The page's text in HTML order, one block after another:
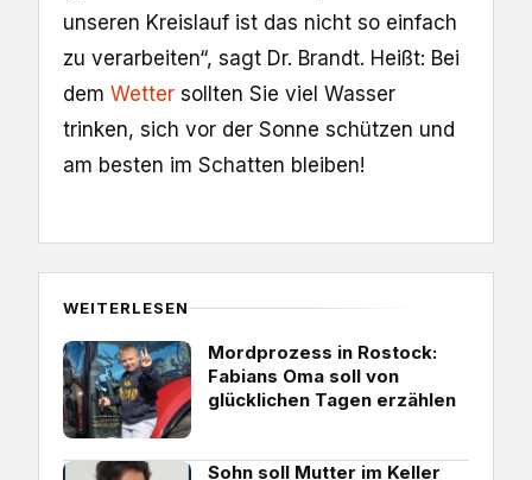
unseren Kreislauf ist das nicht so einfach
zu verarbeiten“, sagt Dr. Brandt. Heißt: Bei
dem Wetter sollten Sie viel Wasser
trinken, sich vor der Sonne schützen und
am besten im Schatten bleiben!
WEITERLESEN
Mordprozess in Rostock:
Fabians Oma soll von
glücklichen Tagen erzählen
Sohn soll Mutter im Keller